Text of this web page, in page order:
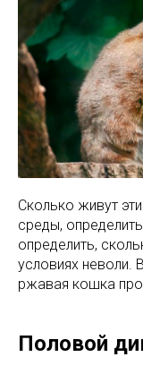
Сколько живут
среды,
определить,
условиях неволи.
ржавая кошка
Половой